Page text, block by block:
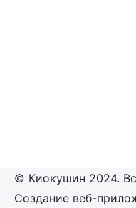
© Киокушин 2024.
Создание веб-